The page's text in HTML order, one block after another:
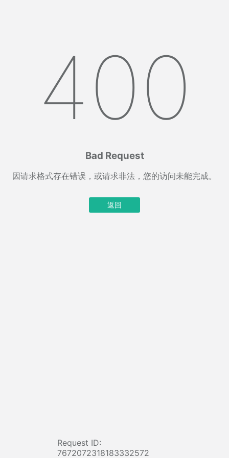
400
Bad Request
因请求格式存在错误，或请求非法，您的访问未能完成。
返回
Request ID:
7672072318183332572